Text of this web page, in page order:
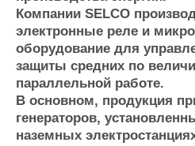
Работа
Крюинг
Журнал
Реклама
Услуги
Конференции
Выставки и семинары
Компании SELCO
электронные реле и
оборудование для
защиты средних по
параллельной работе.
В основном, продукция
генераторов,
наземных